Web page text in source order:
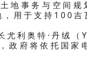
地事务与空间
用于支持100吉
尤利奥特·丹
政府将依托国